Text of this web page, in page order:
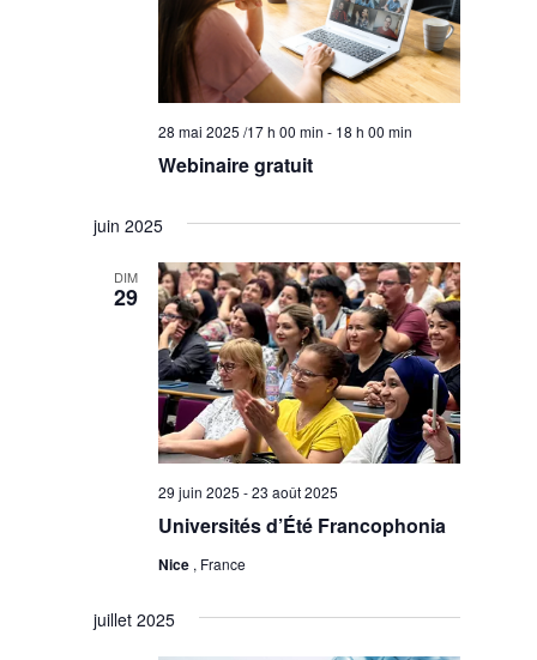
Webinaire gratuit
28 mai 2025 /17 h 00 min - 18 h 00 min
juin 2025
DIM
29
Universités d’Été Francophonia
29 juin 2025 -23 août 2025
Nice , France
juillet 2025